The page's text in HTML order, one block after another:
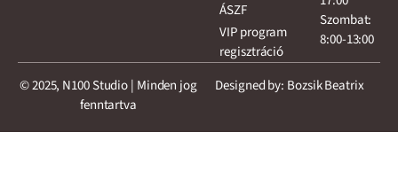
ÁSZF
VIP program
regisztráció
Szombat:
8:00-13:00
© 2025, N100 Studio | Minden jog
fenntartva
Designed by: Bozsik Beatrix